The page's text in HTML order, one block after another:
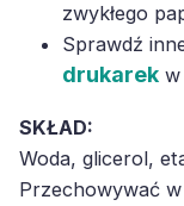
zwykłego
Sprawdź
drukarek w
SKŁAD:
Woda, glicerol,
Przechowywać